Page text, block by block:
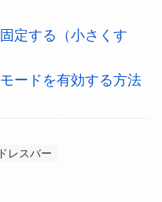
定する（小さくす
ードを有効する方法
レスバー